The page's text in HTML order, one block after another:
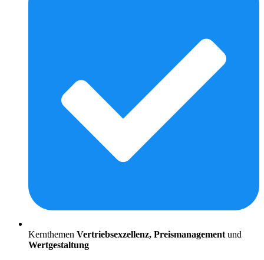
Kernthemen Vertriebsexzellenz, Preismanagement und
Wertgestaltung